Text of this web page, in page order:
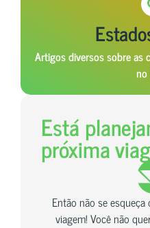
Artigos diversos sobre as
no
Está
próxima
Então não se
viagem! Você não